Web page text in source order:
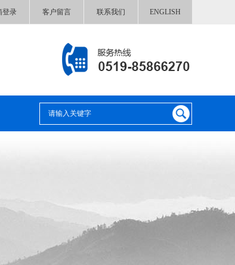
ENGLISH
联系我们
客户留言
登录